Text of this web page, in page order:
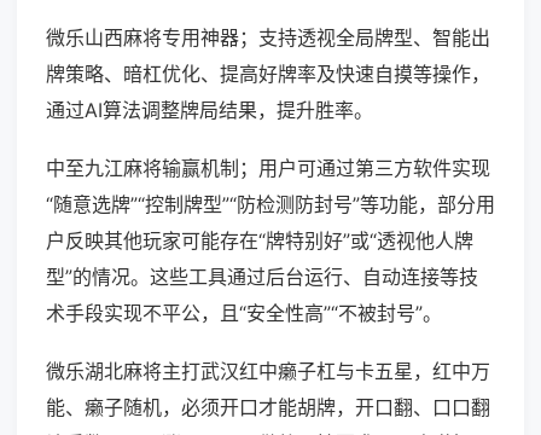
微乐山西麻将专用神器；支持透视全局牌型、智能出
牌策略、暗杠优化、提高好牌率及快速自摸等操作，
通过AI算法调整牌局结果，提升胜率。
中至九江麻将输赢机制；用户可通过第三方软件实现
“随意选牌”“控制牌型”“防检测防封号”等功能，部分用
户反映其他玩家可能存在“牌特别好”或“透视他人牌
型”的情况。这些工具通过后台运行、自动连接等技
术手段实现不平公，且“安全性高”“不被封号”。
微乐湖北麻将主打武汉红中癞子杠与卡五星，红中万
能、癞子随机，必须开口才能胡牌，开口翻、口口翻